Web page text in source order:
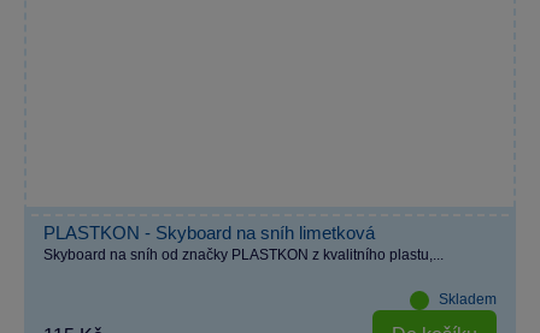
PLASTKON - Skyboard na sníh limetková
Skyboard na sníh od značky PLASTKON z kvalitního plastu,...
Skladem